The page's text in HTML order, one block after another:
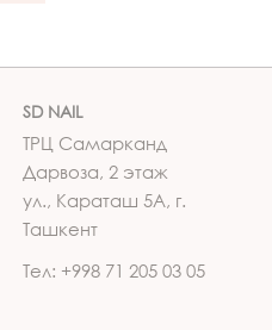
SD NAIL
ТРЦ Самарканд
Дарвоза, 2 этаж
ул., Караташ 5А, г.
Ташкент
Тел: +998 71 205 03 05